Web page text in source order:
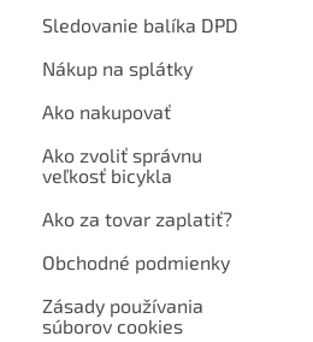
Sledovanie balíka DPD
Nákup na splátky
Ako nakupovať
Ako zvoliť správnu
veľkosť bicykla
Ako za tovar zaplatiť?
Obchodné podmienky
Zásady používania
súborov cookies